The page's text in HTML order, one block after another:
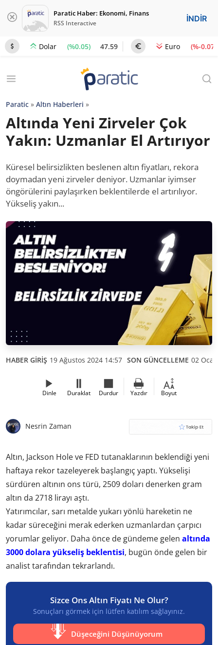
Paratic Haber: Ekonomi, Finans
RSS Interactive İNDİR
Dolar (%0.05) 47.59 Euro (%-0.07)
Paratic » Altın Haberleri »
Altında Yeni Zirveler Çok
Yakın: Uzmanlar El Artırıyor
Küresel belirsizlikten beslenen altın fiyatları, rekora
doymadan yeni zirveler deniyor. Uzmanlar iyimser
öngörülerini paylaşırken beklentilerde el artırılıyor.
Yükseliş yakın...
HABER GİRİŞ 19 Ağustos 2024 14:57 SON GÜNCELLEME 02
Dinle Duraklat Durdur Yazdır Boyut
Nesrin Zaman
Altın, Jackson Hole ve FED tutanaklarının beklendiği yeni
haftaya rekor tazeleyerek başlangıç yaptı. Yükselişi
sürdüren altının ons türü, 2509 doları denerken gram
altın da 2718 lirayı aştı.
Yatırımcılar, sarı metalde yukarı yönlü hareketin ne
kadar süreceğini merak ederken uzmanlardan çarpıcı
yorumlar geliyor. Daha önce de gündeme gelen altında
3000 dolara yükseliş beklentisi, bugün önde gelen bir
analist tarafından tekrarlandı.
Sizce Ons Altın Fiyatı Ne Olur?
Sonuçları görmek için lütfen katılım sağlayınız.
Düşeceğini Düşünüyorum